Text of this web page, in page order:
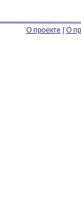
О проекте О